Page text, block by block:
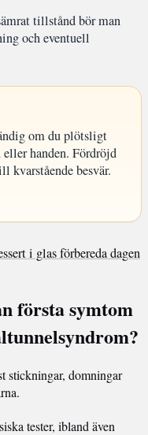
tillstånd bör man
och eventuell
om du plötsligt
handen. Fördröjd
kvarstående besvär.
i glas förbereda dagen
första symtom
stickningar, domningar
tester, ibland även